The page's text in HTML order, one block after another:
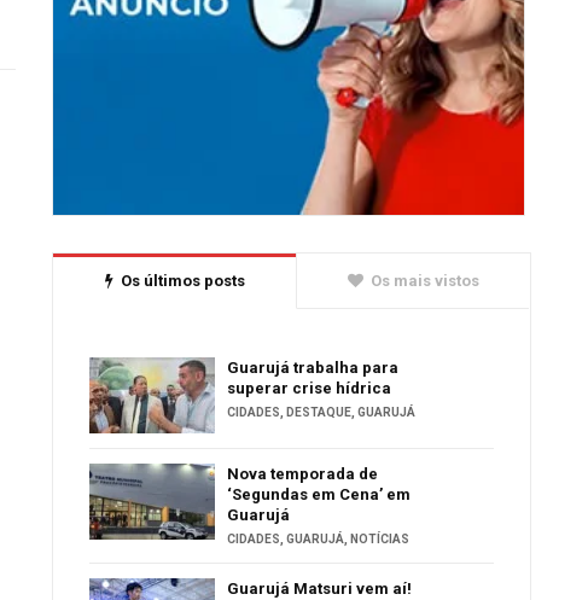
Os últimos posts Os mais vistos
Guarujá trabalha para
superar crise hídrica
CIDADES, DESTAQUE,GUARUJÁ
Nova temporada de
‘Segundas em Cena’ em
Guarujá
CIDADES,GUARUJÁ, NOTÍCIAS
Guarujá Matsuri vem aí!